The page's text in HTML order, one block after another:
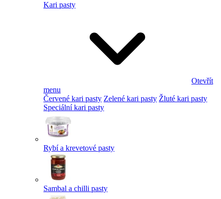
Kari pasty
Otevřít
menu
Červené kari pasty Zelené kari pasty Žluté kari pasty
Speciální kari pasty
Rybí a krevetové pasty
Sambal a chilli pasty